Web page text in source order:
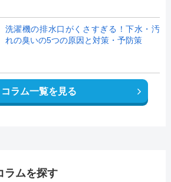
洗濯機の排水口がくさすぎる！下水・汚
れの臭いの5つの原因と対策・予防策
コラム一覧を見る
ラムを探す